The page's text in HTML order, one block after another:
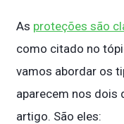
As proteções são
como citado no
vamos abordar os
aparecem nos dois
artigo. São eles: